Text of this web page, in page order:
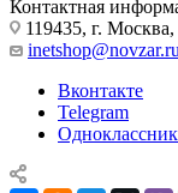
Контактная
119435, г.
inetshop@novzar.ru
Вконтакте
Telegram